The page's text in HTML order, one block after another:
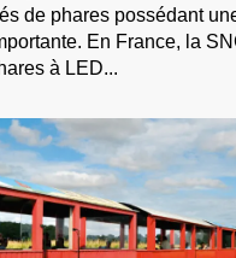
de phares possédant
En France, la
à LED...